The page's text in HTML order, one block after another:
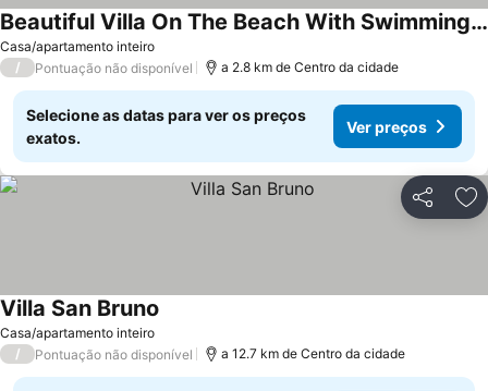
Casa/apartamento inteiro
Beautiful Villa On The Beach With Swimming Pool
/ Pontuação não disponível a 2.8 km de Centro da cidade
Selecione as datas para ver os preços
exatos.
Ver preços
Partilhar
Casa/apartamento inteiro
Villa San Bruno
/ Pontuação não disponível a 12.7 km de Centro da cidade